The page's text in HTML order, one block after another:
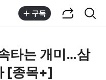
구독
타는 개미…삼
[종목+]